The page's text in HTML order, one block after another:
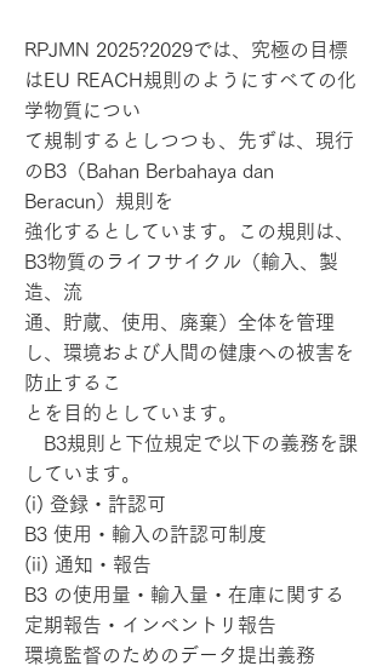
RPJMN 2025?2029では、究極の目標
はEU REACH規則のようにすべての化
学物質につい
て規制するとしつつも、先ずは、現行
のB3（Bahan Berbahaya dan
Beracun）規則を
強化するとしています。この規則は、
B3物質のライフサイクル（輸入、製
造、流
通、貯蔵、使用、廃棄）全体を管理
し、環境および人間の健康への被害を
防止するこ
とを目的としています。
B3規則と下位規定で以下の義務を課
しています。
(i) 登録・許認可
B3 使用・輸入の許認可制度
(ii) 通知・報告
B3 の使用量・輸入量・在庫に関する
定期報告・インベントリ報告
環境監督のためのデータ提出義務